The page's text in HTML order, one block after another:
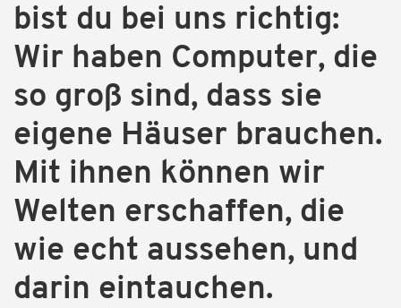
bist du bei uns richtig:
Wir haben Computer, die
so groß sind, dass sie
eigene Häuser brauchen.
Mit ihnen können wir
Welten erschaffen, die
wie echt aussehen, und
darin eintauchen.